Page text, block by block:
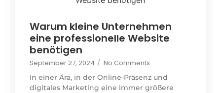
Warum kleine Unternehmen
eine professionelle Website
benötigen
September 27, 2024 / No Comments
In einer Ära, in der Online-Präsenz und
digitales Marketing eine immer größere